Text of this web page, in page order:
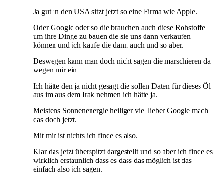
Ja gut in den USA sitzt jetzt so eine Firma wie Apple.
Oder Google oder so die brauchen auch diese Rohstoffe
um ihre Dinge zu bauen die sie uns dann verkaufen
können und ich kaufe die dann auch und so aber.
Deswegen kann man doch nicht sagen die marschieren da
wegen mir ein.
Ich hätte den ja nicht gesagt die sollen Daten für dieses Öl
aus im aus dem Irak nehmen ich hätte ja.
Meistens Sonnenenergie heiliger viel lieber Google mach
das doch jetzt.
Mit mir ist nichts ich finde es also.
Klar das jetzt überspitzt dargestellt und so aber ich finde es
wirklich erstaunlich dass es dass das möglich ist das
einfach also ich sagen.